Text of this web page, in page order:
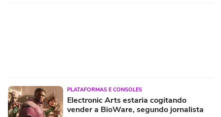
PLATAFORMAS E CONSOLES
Electronic Arts estaria cogitando
vender a BioWare, segundo jornalista